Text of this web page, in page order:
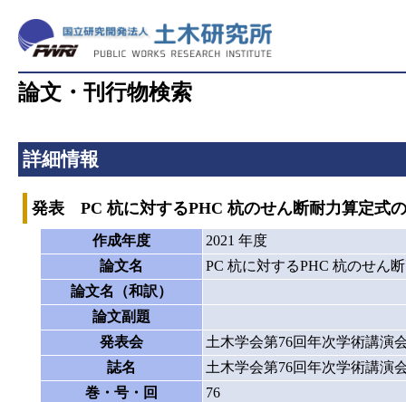
論文・刊行物検索
詳細情報
発表 PC 杭に対するPHC 杭のせん断耐力算定式
作成年度
2021 年度
論文名
PC 杭に対するPHC 杭のせん
論文名（和訳）
論文副題
発表会
土木学会第76回年次学術講演
誌名
土木学会第76回年次学術講演
巻・号・回
76